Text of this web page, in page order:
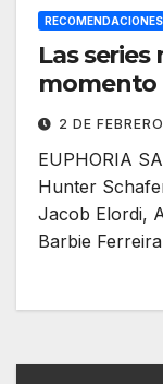
RECOMENDACIONES
Las
momento
2 DE
EUPHORIA
Hunter
Jacob Elordi,
Barbie